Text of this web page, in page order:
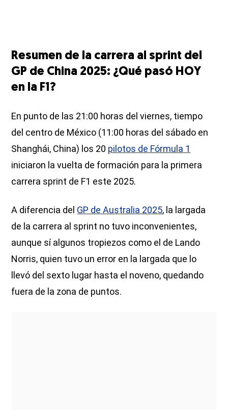
Resumen de la carrera al sprint del
GP de China 2025: ¿Qué pasó HOY
en la F1?
En punto de las 21:00 horas del viernes, tiempo
del centro de México (11:00 horas del sábado en
Shanghái, China) los 20 pilotos de Fórmula 1
iniciaron la vuelta de formación para la primera
carrera sprint de F1 este 2025.
A diferencia del GP de Australia 2025, la largada
de la carrera al sprint no tuvo inconvenientes,
aunque sí algunos tropiezos como el de Lando
Norris, quien tuvo un error en la largada que lo
llevó del sexto lugar hasta el noveno, quedando
fuera de la zona de puntos.